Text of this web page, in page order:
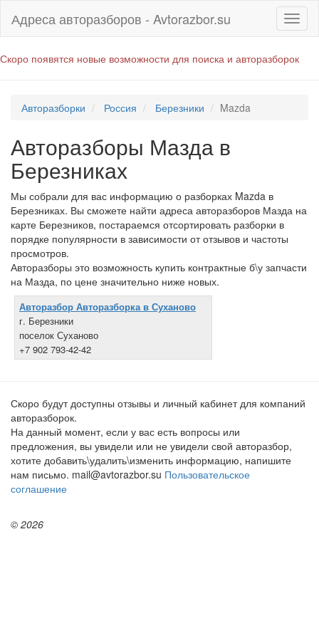
Адреса авторазборов - Avtorazbor.su
Скоро появятся новые возможности для поиска и авторазборок
Авторазборки Россия Березники Mazda
Авторазборы Мазда в
Березниках
Мы собрали для вас информацию о разборках Mazda в
Березниках. Вы сможете найти адреса авторазборов Мазда на
карте Березников, постараемся отсортировать разборки в
порядке популярности в зависимости от отзывов и частоты
просмотров.
Авторазборы это возможность купить контрактные б\у запчасти
на Мазда, по цене значительно ниже новых.
Авторазбор Авторазборка в Суханово
г. Березники
поселок Суханово
+7 902 793-42-42
Скоро будут доступны отзывы и личный кабинет для компаний
авторазборок.
На данный момент, если у вас есть вопросы или
предложения, вы увидели или не увидели свой авторазбор,
хотите добавить\удалить\изменить информацию, напишите
нам письмо. mail@avtorazbor.su Пользовательское
соглашение
© 2026